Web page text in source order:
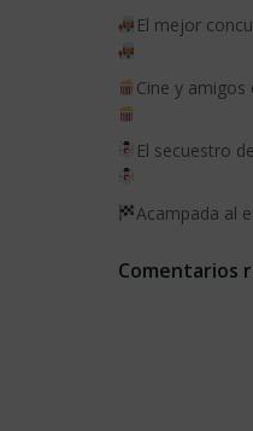
El mejor
Cine y amigos
El secuestro
Acampada al
Comentarios